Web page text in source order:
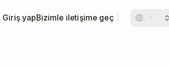
Giriş yapBizimle iletişime geç